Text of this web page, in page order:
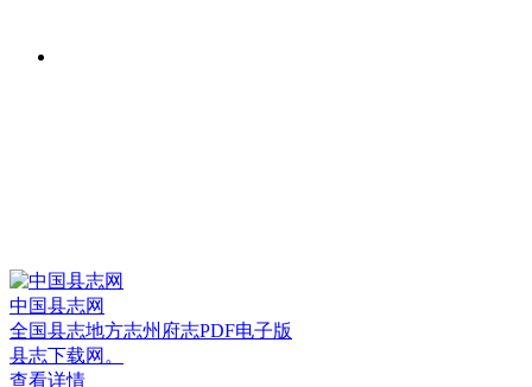
中国县志网
全国县志地方志州府志PDF电子版
县志下载网。
查看详情